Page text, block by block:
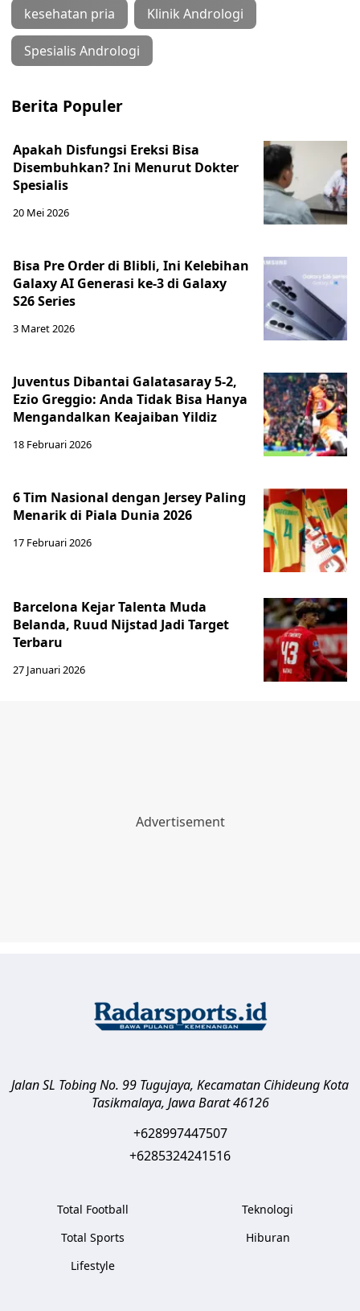
kesehatan pria Klinik Andrologi
Spesialis Andrologi
Berita Populer
Apakah Disfungsi Ereksi Bisa
Disembuhkan? Ini Menurut Dokter
Spesialis
20 Mei 2026
Bisa Pre Order di Blibli, Ini Kelebihan
Galaxy AI Generasi ke-3 di Galaxy
S26 Series
3 Maret 2026
Juventus Dibantai Galatasaray 5-2,
Ezio Greggio: Anda Tidak Bisa Hanya
Mengandalkan Keajaiban Yildiz
18 Februari 2026
6 Tim Nasional dengan Jersey Paling
Menarik di Piala Dunia 2026
17 Februari 2026
Barcelona Kejar Talenta Muda
Belanda, Ruud Nijstad Jadi Target
Terbaru
27 Januari 2026
Jalan SL Tobing No. 99 Tugujaya, Kecamatan CihideungKota
Tasikmalaya, Jawa Barat 46126
+628997447507
+6285324241516
Total Football
Total Sports
Lifestyle
Teknologi
Hiburan